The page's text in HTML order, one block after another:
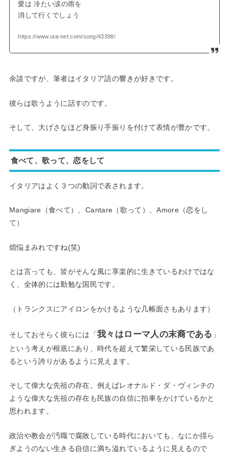
愛は 冷たい涙の雨を
消して行くでしょう
https://www.uta-net.com/song/43398/
余談ですが、筆者はイタリア語の響きが好きです。
彼らは歌うように話すのです。
そして、大げさなほど身振り手振りを付けて表情が豊かです。
食べて、歌って、恋をして
イタリアはよく３つの動詞で表されます。
Mangiare（食べて）、Cantare（歌って）、Amore（恋をし
て）
煩悩まみれですね(笑)
とは言っても、皆がそんな風に享楽的に生きているわけではな
く、全体的には勤勉な国民です。
（トランクスにアイロンをかけるような几帳面さもあります）
そしておそらく彼らには「我々はローマ人の末裔である 」
という考えが根底にあり、時代を超えて繁栄している民族であ
るという誇りがあるように見えます。
そして偉大な先祖の存在。例えばレオナルド・ダ・ヴィンチの
ような偉大な先祖の存在も民族の自信に拍車をかけているかと
思われます。
政治や教会が汚職で腐敗している時代においても、なにか揺ら
ぎようのない生きる自信に満ち溢れているように見えるので